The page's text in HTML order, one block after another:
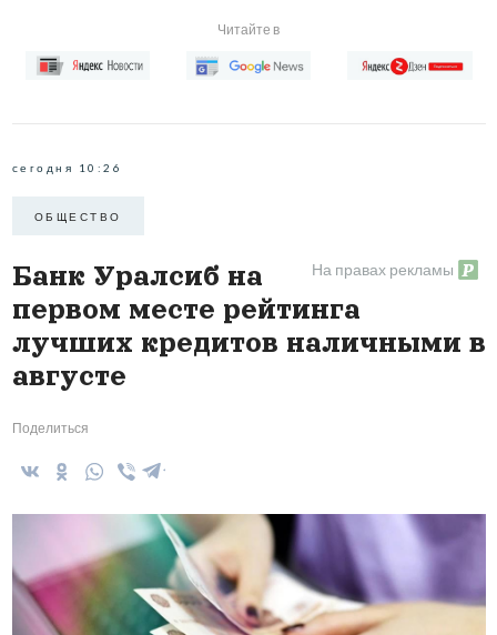
Читайте в
сегодня 10:26
ОБЩЕСТВО
На правах рекламы
Банк Уралсиб на
первом месте рейтинга
лучших кредитов наличными в
августе
Поделиться